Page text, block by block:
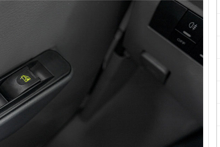
KIA CERATO 1.6MT 2020